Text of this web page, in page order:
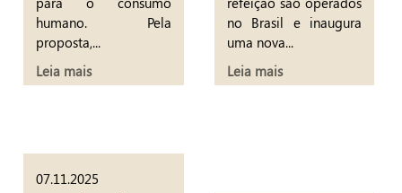
humano. Pela
proposta,...
Leia mais
no Brasil e inaugura
uma nova...
Leia mais
07.11.2025